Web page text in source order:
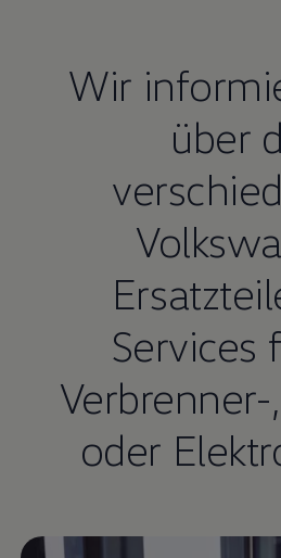
Wir
über
Services
oder